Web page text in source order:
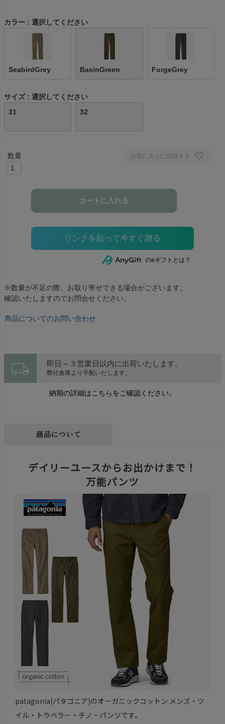
カラー 選択してください
SeabirdGrey BasinGreen ForgeGrey
サイズ
選択してください
31
32
お気に入りに登録する
カートに入れる
のeギフトとは？
※数量が不足の際、お取り寄せできる場合がございます。
確認いたしますのでお問合せください。
商品についてのお問い合わせ
local_shipping 即日～３営業日以内に出荷いたします。
弊社倉庫より手配いたします。
納期の詳細はこちらをご確認ください。
商品について
デイリーユースからお出かけまで！
万能パンツ
patagonia(パタゴニア)のオーガニックコットン メンズ・ツ
イル・トラベラー・チノ・パンツです。